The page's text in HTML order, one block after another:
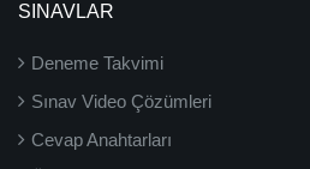
SINAVLAR
Deneme Takvimi
Sınav Video Çözümleri
Cevap Anahtarları